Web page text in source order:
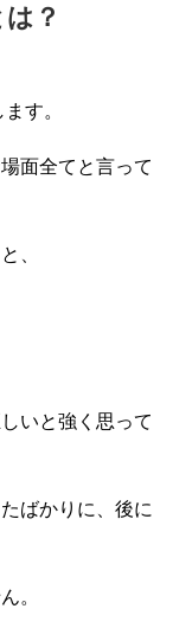
？
す。
面全てと言って
、
いと強く思って
ばかりに、後に
。